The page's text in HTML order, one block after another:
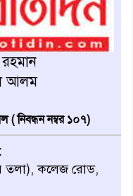
ট্যুরিস্ট
সাংবাদিক
প্রতিষ্ঠাবার্ষিকীর
বিএনপির
আলম
( নিবন্ধন নম্বর ১০৭)
তলা), কলেজ রোড,